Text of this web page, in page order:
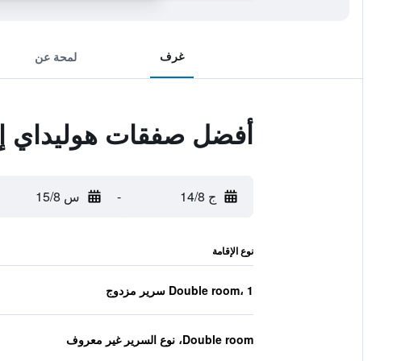
غرف لمحة عن
أفضل صفقات
ج 14/8 - س 15/8
نوع الإقامة
Double room، 1 سرير مزدوج
Double room، نوع السرير غير معروف